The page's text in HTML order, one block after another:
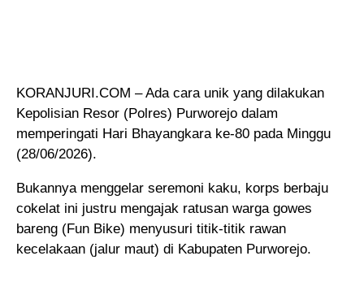
KORANJURI.COM – Ada cara unik yang dilakukan
Kepolisian Resor (Polres) Purworejo dalam
memperingati Hari Bhayangkara ke-80 pada Minggu
(28/06/2026).
Bukannya menggelar seremoni kaku, korps berbaju
cokelat ini justru mengajak ratusan warga gowes
bareng (Fun Bike) menyusuri titik-titik rawan
kecelakaan (jalur maut) di Kabupaten Purworejo.